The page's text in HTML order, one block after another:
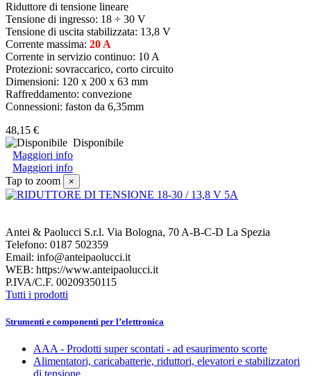
Riduttore di tensione lineare
Tensione di ingresso: 18 ÷ 30 V
Tensione di uscita stabilizzata: 13,8 V
Corrente massima: 20 A
Corrente in servizio continuo: 10 A
Protezioni: sovraccarico, corto circuito
Dimensioni: 120 x 200 x 63 mm
Raffreddamento: convezione
Connessioni: faston da 6,35mm
48,15 €
Disponibile
Maggiori info
Maggiori info
Tap to zoom
×
Antei & Paolucci S.r.l. Via Bologna, 70 A-B-C-D La Spezia
Telefono: 0187 502359
Email: info@anteipaolucci.it
WEB: https://www.anteipaolucci.it
P.IVA/C.F. 00209350115
Tutti i prodotti
Strumenti e componenti per l’elettronica
AAA - Prodotti super scontati - ad esaurimento scorte
Alimentatori, caricabatterie, riduttori, elevatori e stabilizzatori